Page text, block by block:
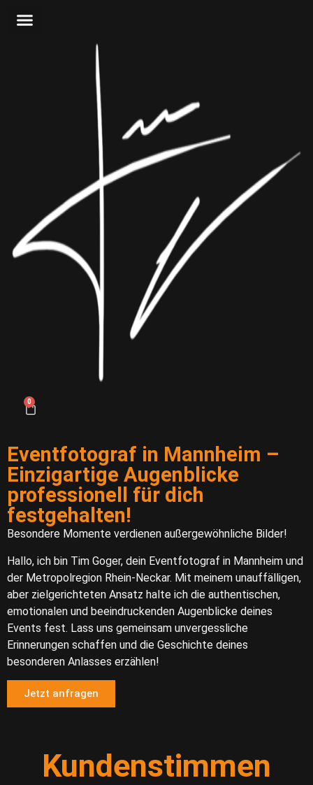
0
Eventfotograf in Mannheim –
Einzigartige Augenblicke
professionell für dich
festgehalten!
Besondere Momente verdienen außergewöhnliche Bilder!​
Hallo, ich bin Tim Goger, dein Eventfotograf in Mannheim und
der Metropolregion Rhein-Neckar. Mit meinem unauffälligen,
aber zielgerichteten Ansatz halte ich die authentischen,
emotionalen und beeindruckenden Augenblicke deines
Events fest. Lass uns gemeinsam unvergessliche
Erinnerungen schaffen und die Geschichte deines
besonderen Anlasses erzählen!
Jetzt anfragen
Kundenstimmen